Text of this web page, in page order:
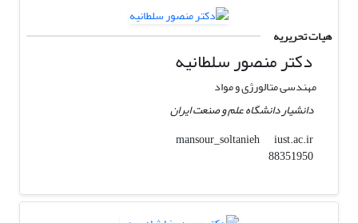
هیات تحریریه
دکتر منصور سلطانیه
مهندسی متالورژی و مواد
دانشیار دانشگاه علم و صنعت ایران
mansour_soltanieh
iust.ac.ir
88351950